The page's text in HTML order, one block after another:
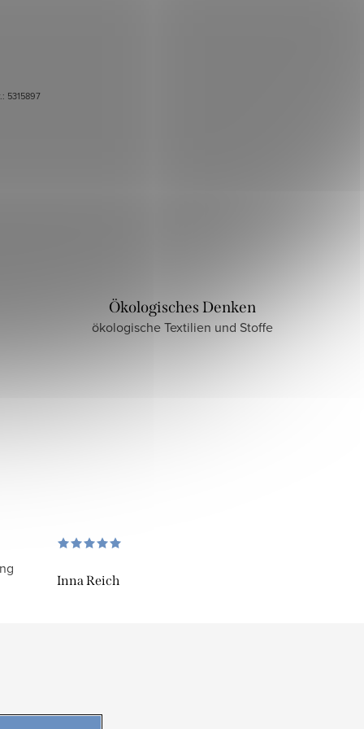
5315897
Ökologisches Denken
ökologische Textilien und Stoffe
Inna Reich